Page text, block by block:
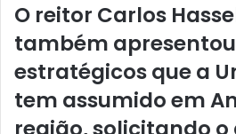
O reitor Carlos
também
estratégicos que a
tem assumido em